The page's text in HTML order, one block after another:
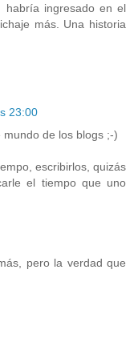
habría ingresado en el
más. Una historia
23:00
de los blogs ;-)
escribirlos, quizás
el tiempo que uno
pero la verdad que